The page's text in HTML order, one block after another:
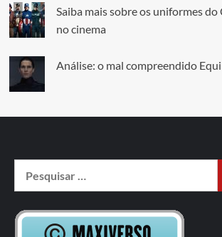
Saiba mais sobre os uniformes
no cinema
Análise: o mal compreendido